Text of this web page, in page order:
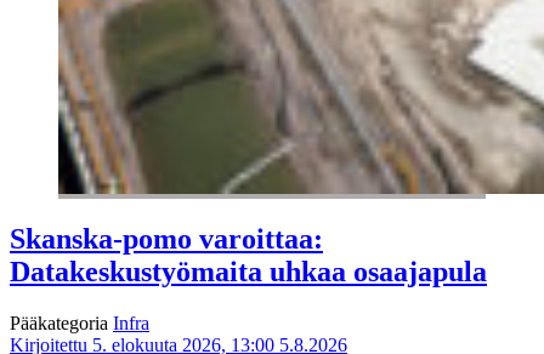
Skanska-pomo varoittaa:
Datakeskustyömaita uhkaa osaajapula
Pääkategoria Infra
Kirjoitettu 5. elokuuta 2026, 13:00 5.8.2026